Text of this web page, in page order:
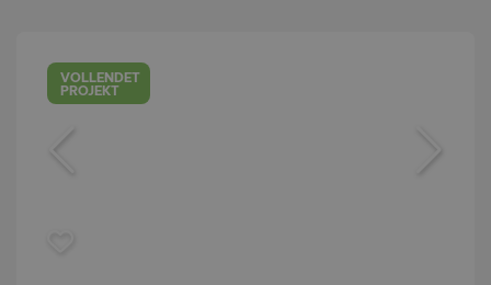
VOLLENDET
PROJEKT